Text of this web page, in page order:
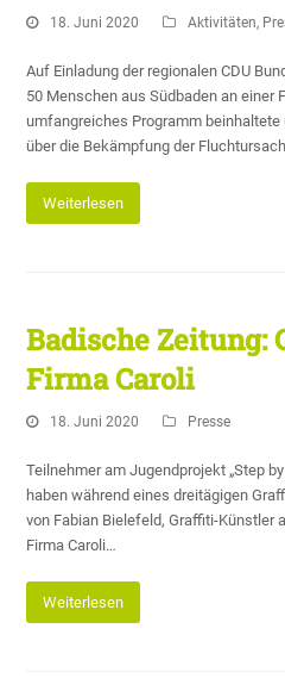
18. Juni 2020 Aktivitäten,
Auf Einladung der regionalen CDU
50 Menschen aus Südbaden an einer
umfangreiches Programm
über die Bekämpfung der
Weiterlesen
Badische Zeitung:
Firma Caroli
18. Juni 2020 Presse
Teilnehmer am Jugendprojekt „Step
haben während eines dreitägigen
von Fabian Bielefeld, Graffiti-Künstler
Firma Caroli…
Weiterlesen